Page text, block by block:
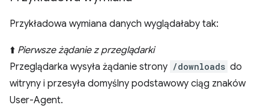
Przykładowa wymiana danych wyglądałaby tak:
⬆️ Pierwsze żądanie z przeglądarki
Przeglądarka wysyła żądanie strony /downloads do
witryny i przesyła domyślny podstawowy ciąg znaków
User-Agent.